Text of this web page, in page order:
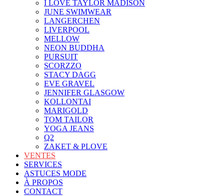
I LOVE TAYLOR MADISON
JUNE SWIMWEAR
LANGERCHEN
LIVERPOOL
MELLOW
NEON BUDDHA
PURSUIT
SCORZZO
STACY DAGG
EVE GRAVEL
JENNIFER GLASGOW
KOLLONTAI
MARIGOLD
TOM TAILOR
YOGA JEANS
Q2
ZAKET & PLOVE
VENTES
SERVICES
ASTUCES MODE
À PROPOS
CONTACT